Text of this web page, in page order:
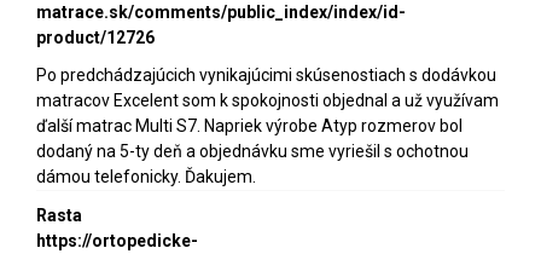
matrace.sk/comments/public_index/index/id-
product/12726
Po predchádzajúcich vynikajúcimi skúsenostiach s dodávkou
matracov Excelent som k spokojnosti objednal a už využívam
ďalší matrac Multi S7. Napriek výrobe Atyp rozmerov bol
dodaný na 5-ty deň a objednávku sme vyriešil s ochotnou
dámou telefonicky. Ďakujem.
Rasta
https://ortopedicke-